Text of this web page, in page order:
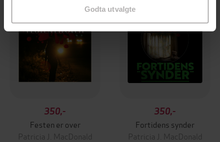
Godta utvalgte
350,-
Festen er over
Patricia J. MacDonald
350,-
Fortidens synder
Patricia J. MacDonald